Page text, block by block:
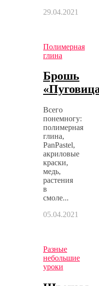
29.04.2021
Полимерная
глина
Брошь
Всего
понемногу:
полимерная
глина,
PanPastel,
акриловые
краски,
медь,
растения
в
смоле...
05.04.2021
Разные
небольшие
уроки